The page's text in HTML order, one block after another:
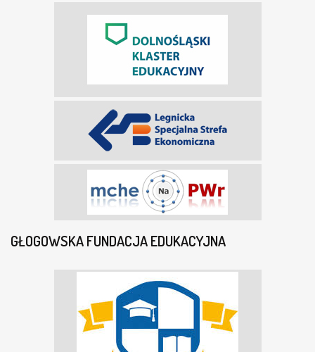
GŁOGOWSKA FUNDACJA EDUKACYJNA